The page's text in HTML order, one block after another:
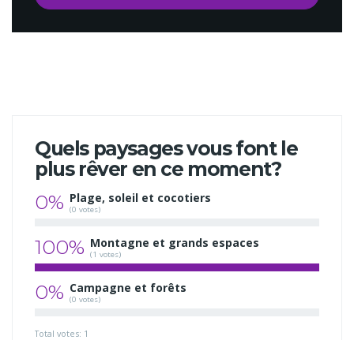
Quels paysages vous font le
plus rêver en ce moment?
0% Plage, soleil et cocotiers
(0 votes)
100% Montagne et grands espaces
(1 votes)
0% Campagne et forêts
(0 votes)
Total votes: 1